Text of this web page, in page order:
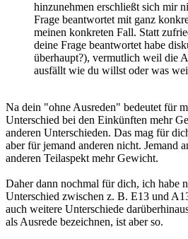
hinzunehmen erschließt sich mir
Frage beantwortet mit ganz
meinen konkreten Fall. Statt
deine Frage beantwortet habe
überhaupt?), vermutlich weil die
ausfällt wie du willst oder was
Na dein "ohne Ausreden" bedeutet für
Unterschied bei den Einkünften mehr
anderen Unterschieden. Das mag für
aber für jemand anderen nicht. Jemand
anderen Teilaspekt mehr Gewicht.
Daher dann nochmal für dich, ich habe
Unterschied zwischen z. B. E13 und
auch weitere Unterschiede
als Ausrede bezeichnen, ist aber so.